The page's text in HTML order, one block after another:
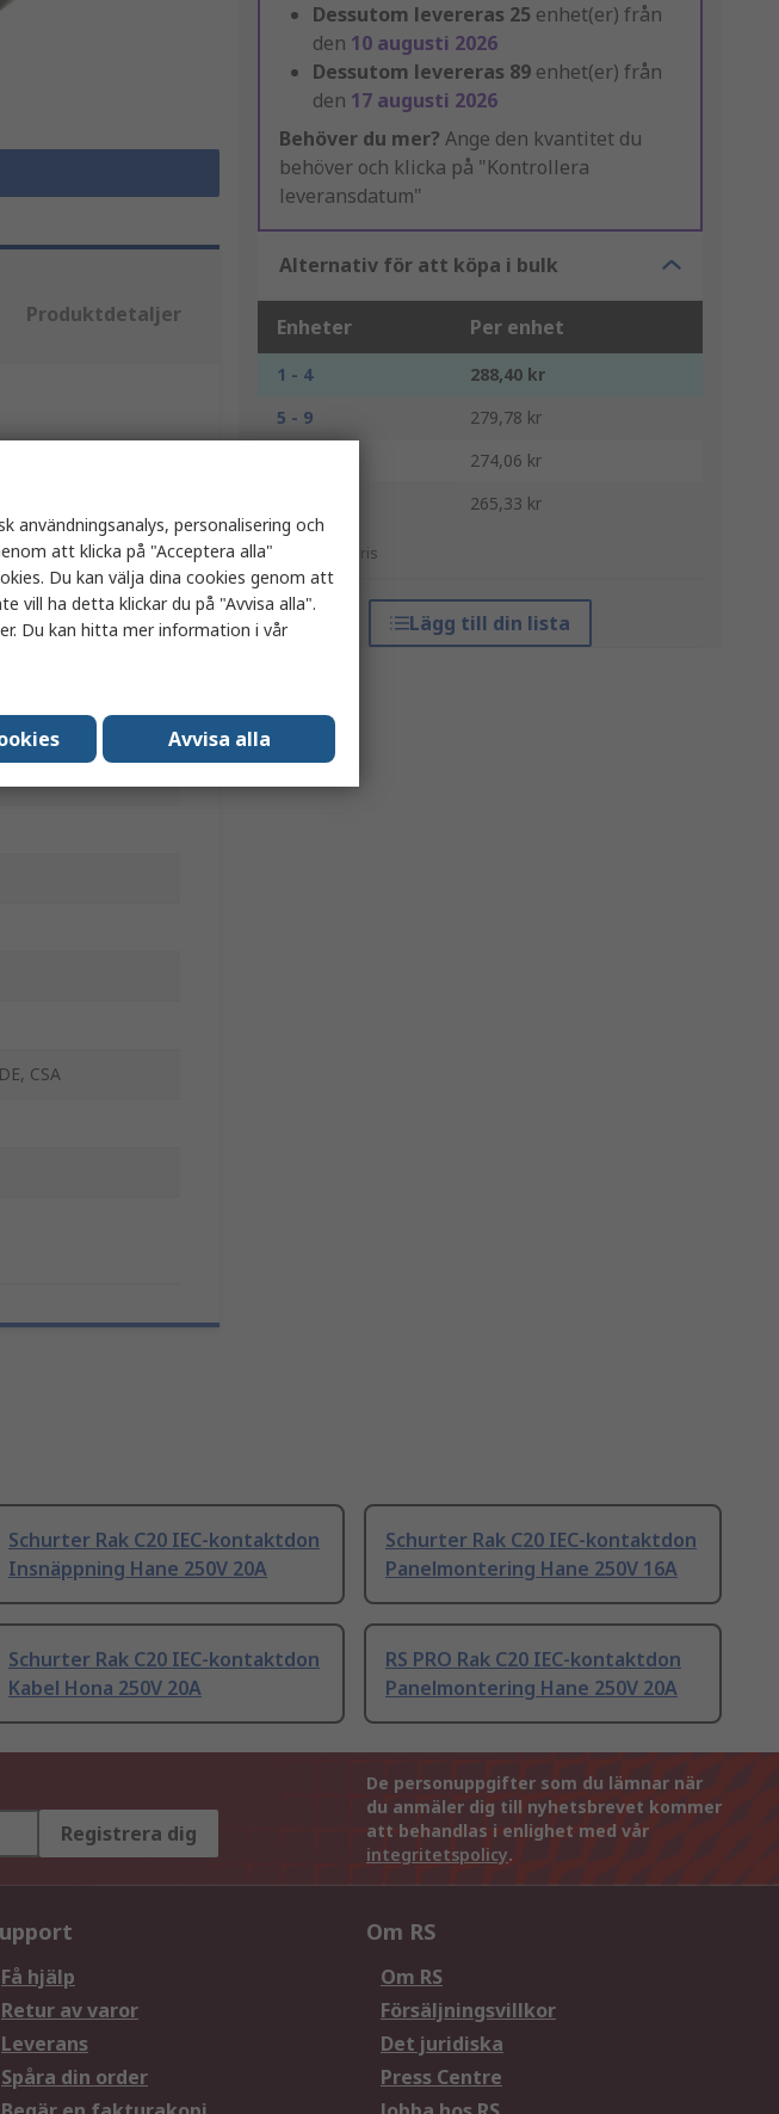
Dessutom levereras 25 enhet(er) från
den 10 augusti 2026
Dessutom levereras 89 enhet(er) från
den 17 augusti 2026
Behöver du mer? Ange den kvantitet du
behöver och klicka på "Kontrollera
leveransdatum"
Alternativ för att köpa i bulk
Enheter Per enhet
1 - 4
288,40 kr
5 - 9
279,78 kr
274,06 kr
265,33 kr
*vägledande pris
Lägg till din lista
Produktdetaljer
CSA
Schurter Rak C20 IEC-kontaktdon
Insnäppning Hane 250V 20A
Schurter Rak C20 IEC-kontaktdon
Panelmontering Hane 250V 16A
Schurter Rak C20 IEC-kontaktdon
Kabel Hona 250V 20A
RS PRO Rak C20 IEC-kontaktdon
Panelmontering Hane 250V 20A
Registrera dig
De personuppgifter som du lämnar när
du anmäler dig till nyhetsbrevet kommer
att behandlas i enlighet med vår
integritetspolicy.
Få hjälp
Retur av varor
Leverans
Spåra din order
Om RS
Om RS
Försäljningsvillkor
Det juridiska
Press Centre
användningsanalys, personalisering och
att klicka på "Acceptera alla"
Du kan välja dina cookies genom att
vill ha detta klickar du på "Avvisa alla".
Du kan hitta mer information i vår
Avvisa alla